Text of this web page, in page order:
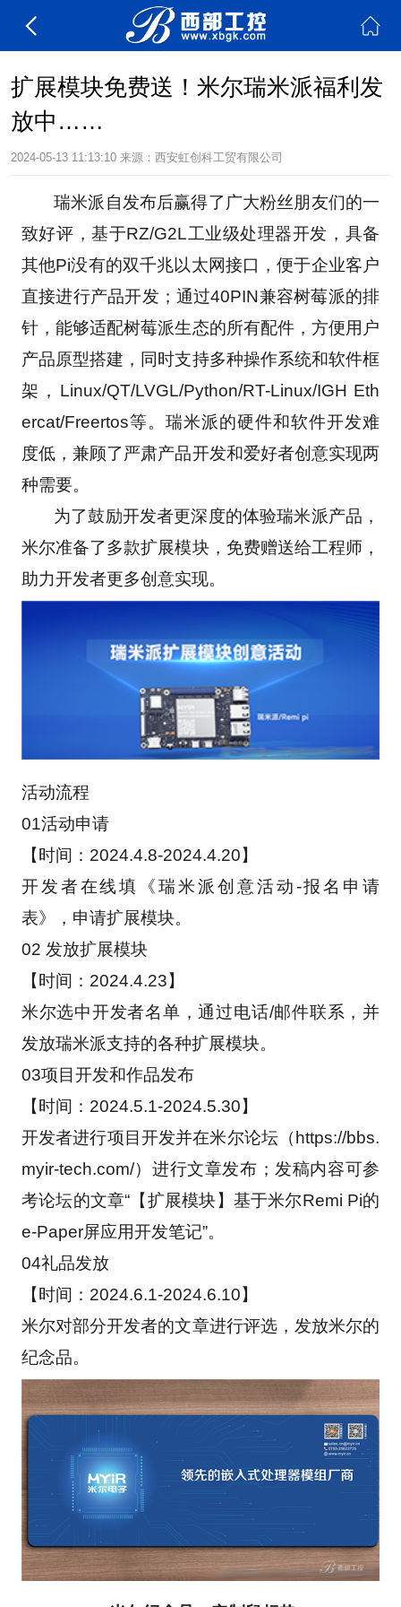
扩展模块免费送！米尔瑞米派福利发
放中……
2024-05-13 11:13:10 来源： 西安虹创科工贸有限公司
瑞米派自发布后赢得了广大粉丝朋友们的一
致好评，基于RZ/G2L工业级处理器开发，具备
其他Pi没有的双千兆以太网接口，便于企业客户
直接进行产品开发；通过40PIN兼容树莓派的排
针，能够适配树莓派生态的所有配件，方便用户
产品原型搭建，同时支持多种操作系统和软件框
架，Linux/QT/LVGL/Python/RT-Linux/IGH Eth
ercat/Freertos等。瑞米派的硬件和软件开发难
度低，兼顾了严肃产品开发和爱好者创意实现两
种需要。
为了鼓励开发者更深度的体验瑞米派产品，
米尔准备了多款扩展模块，免费赠送给工程师，
助力开发者更多创意实现。
活动流程
01活动申请
【时间：2024.4.8-2024.4.20】
开发者在线填《瑞米派创意活动-报名申请
表》，申请扩展模块。
02 发放扩展模块
【时间：2024.4.23】
米尔选中开发者名单，通过电话/邮件联系，并
发放瑞米派支持的各种扩展模块。
03项目开发和作品发布
【时间：2024.5.1-2024.5.30】
开发者进行项目开发并在米尔论坛（https://bbs.
myir-tech.com/）进行文章发布；发稿内容可参
考论坛的文章“【扩展模块】基于米尔Remi Pi的
e-Paper屏应用开发笔记”。
04礼品发放
【时间：2024.6.1-2024.6.10】
米尔对部分开发者的文章进行评选，发放米尔的
纪念品。